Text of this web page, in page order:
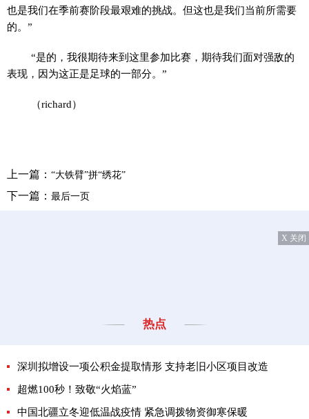
也是我们在季前赛阶段最艰难的挑战。但这也是我们当前所需要
的。”
“是的，我很期待来到这里参加比赛，期待我们面对强敌的
表现，因为这正是足球的一部分。”
（richard）
上一篇： “大铁臂”拼“绣花”
下一篇： 最后一页
X 关闭
热点
深圳拟增设一项公积金提取情形 支持老旧小区项目改造
超燃100秒！致敬“火焰蓝”
中国北疆立冬迎低温战疫情 紧急调拨物资御寒保暖